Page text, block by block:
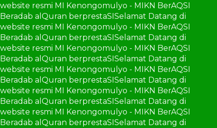
website resmi MI Kenongomulyo - MIKN BerAQSI
Beradab alQuran berprestaSISelamat Datang di
website resmi MI Kenongomulyo - MIKN BerAQSI
Beradab alQuran berprestaSISelamat Datang di
website resmi MI Kenongomulyo - MIKN BerAQSI
Beradab alQuran berprestaSISelamat Datang di
website resmi MI Kenongomulyo - MIKN BerAQSI
Beradab alQuran berprestaSISelamat Datang di
website resmi MI Kenongomulyo - MIKN BerAQSI
Beradab alQuran berprestaSISelamat Datang di
website resmi MI Kenongomulyo - MIKN BerAQSI
Beradab alQuran berprestaSISelamat Datang di